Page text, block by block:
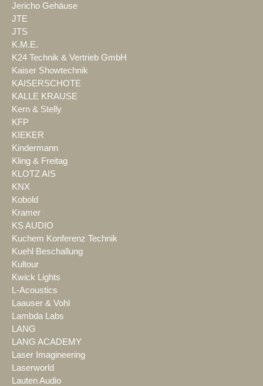
Jericho Gehäuse
JTE
JTS
K.M.E.
K24 Technik & Vertrieb GmbH
Kaiser Showtechnik
KAISERSCHOTE
KALLE KRAUSE
Kern & Stelly
KFP
KIEKER
Kindermann
Kling & Freitag
KLOTZ AIS
KNX
Kobold
Kramer
KS AUDIO
Kuchem Konferenz Technik
Kuehl Beschallung
Kultour
Kwick Lights
L-Acoustics
Laauser & Vohl
Lambda Labs
LANG
LANG ACADEMY
Laser Imagineering
Laserworld
Lauten Audio